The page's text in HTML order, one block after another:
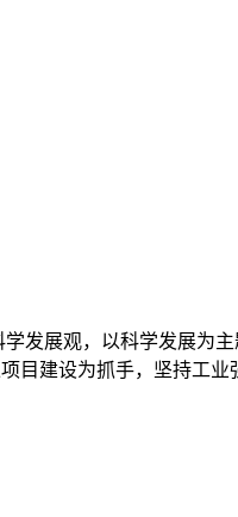
发展观，以科学发展为
目建设为抓手，坚持工业